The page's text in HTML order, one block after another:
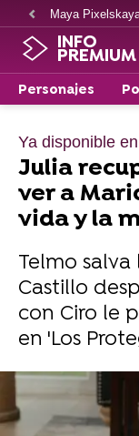
Maya
INFO
PREMIUM
Personajes
Ya disponible
Julia
ver a
vida y la
Telmo
Castillo
con Ciro le
en 'Los
Disfruta de